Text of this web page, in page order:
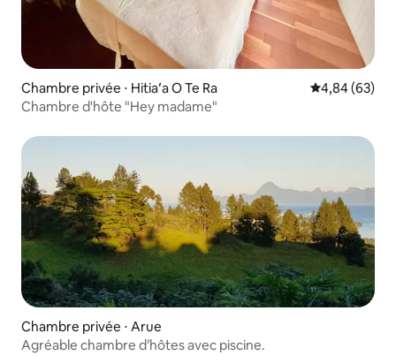
Chambre privée ⋅ Hitiaʻa O Te Ra Évaluation
4,84 (63)
Chambre d'hôte "Hey madame"
Chambre privée ⋅ Arue
Agréable chambre d’hôtes avec piscine.